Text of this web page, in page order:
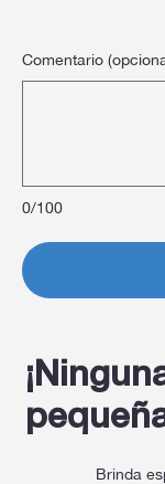
0/100
Comentario
Brinda